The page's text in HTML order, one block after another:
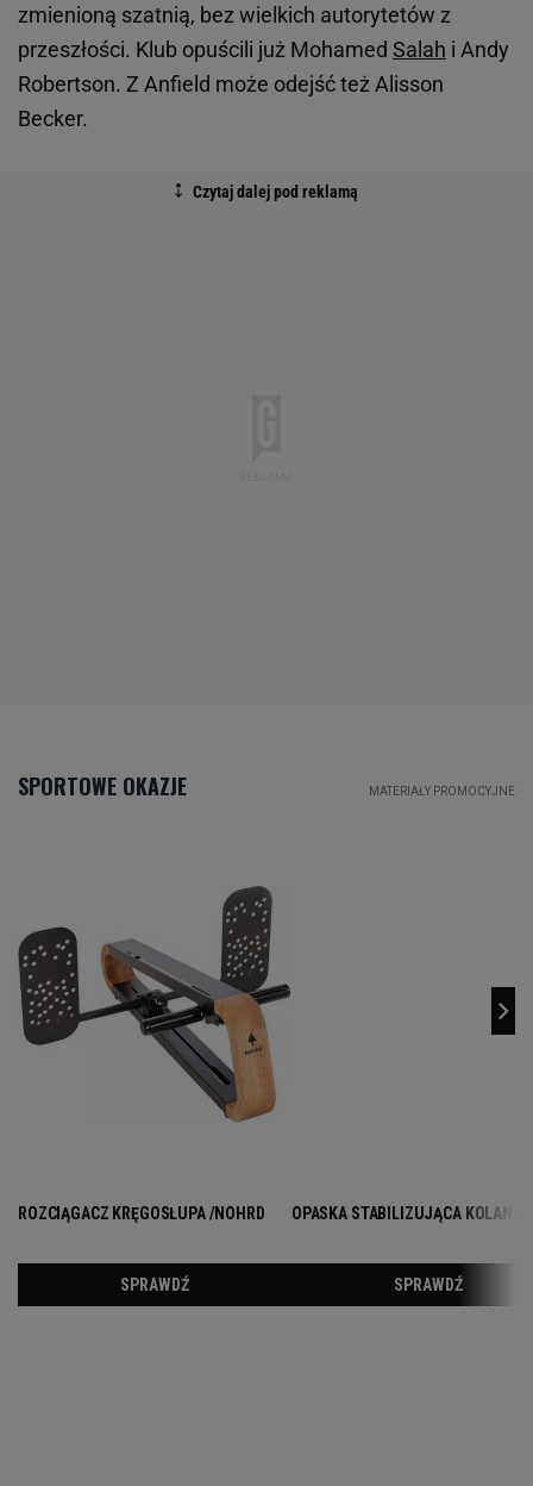
zmienioną szatnią, bez wielkich autorytetów z
przeszłości. Klub opuścili już Mohamed Salah i Andy
Robertson. Z Anfield może odejść też Alisson
Becker.